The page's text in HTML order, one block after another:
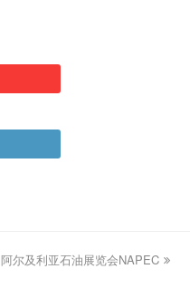
next
阿尔及利亚石油展览会NAPEC